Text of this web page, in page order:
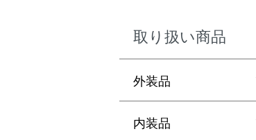
取り扱い商品
外装品
内装品